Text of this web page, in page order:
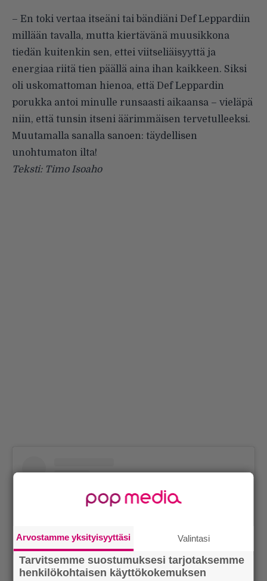
– En toki vertaa itseäni tai bändiäni Def Leppardiin
millään tavalla, mutta kiertävänä muusikkona
tiedän kuitenkin sen, ettei viitseliäisyyttä ja
energiaa riitä tien päällä aina ihan kaikkeen. Siksi
oli uskomattoman hienoa, että Def Leppardin
porukka antoi minulle runsaasti aikaansa – vieläpä
niin, että tunsin itseni äärimmäisen tervetulleeksi.
Muutamalla sanalla sanoen: täydellisen
unohtumaton ilta!
Teksti: Timo Isoaho
Arvostamme yksityisyyttäsi Valintasi
Tarvitsemme suostumuksesi tarjotaksemme
henkilökohtaisen käyttökokemuksen